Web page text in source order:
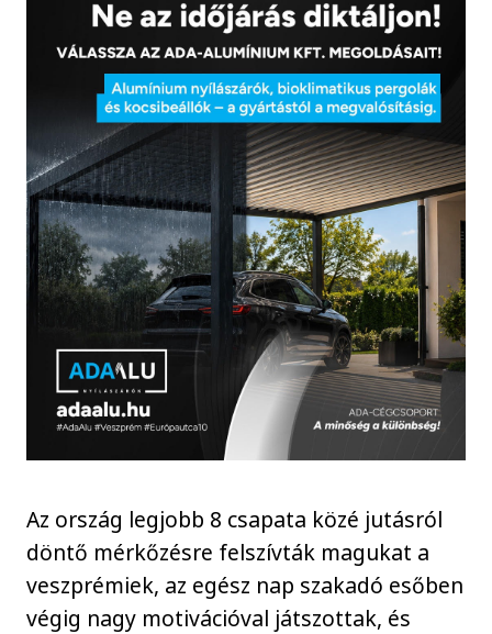
Az ország legjobb 8 csapata közé jutásról
döntő mérkőzésre felszívták magukat a
veszprémiek, az egész nap szakadó esőben
végig nagy motivációval játszottak, és